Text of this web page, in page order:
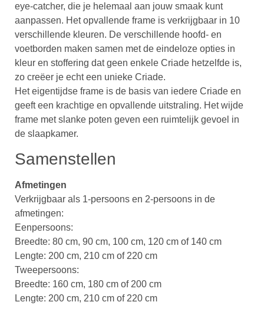
eye-catcher, die je helemaal aan jouw smaak kunt
aanpassen. Het opvallende frame is verkrijgbaar in 10
verschillende kleuren. De verschillende hoofd- en
voetborden maken samen met de eindeloze opties in
kleur en stoffering dat geen enkele Criade hetzelfde is,
zo creëer je echt een unieke Criade.
Het eigentijdse frame is de basis van iedere Criade en
geeft een krachtige en opvallende uitstraling. Het wijde
frame met slanke poten geven een ruimtelijk gevoel in
de slaapkamer.
Samenstellen
Afmetingen
Verkrijgbaar als 1-persoons en 2-persoons in de
afmetingen:
Eenpersoons:
Breedte: 80 cm, 90 cm, 100 cm, 120 cm of 140 cm
Lengte: 200 cm, 210 cm of 220 cm
Tweepersoons:
Breedte: 160 cm, 180 cm of 200 cm
Lengte: 200 cm, 210 cm of 220 cm